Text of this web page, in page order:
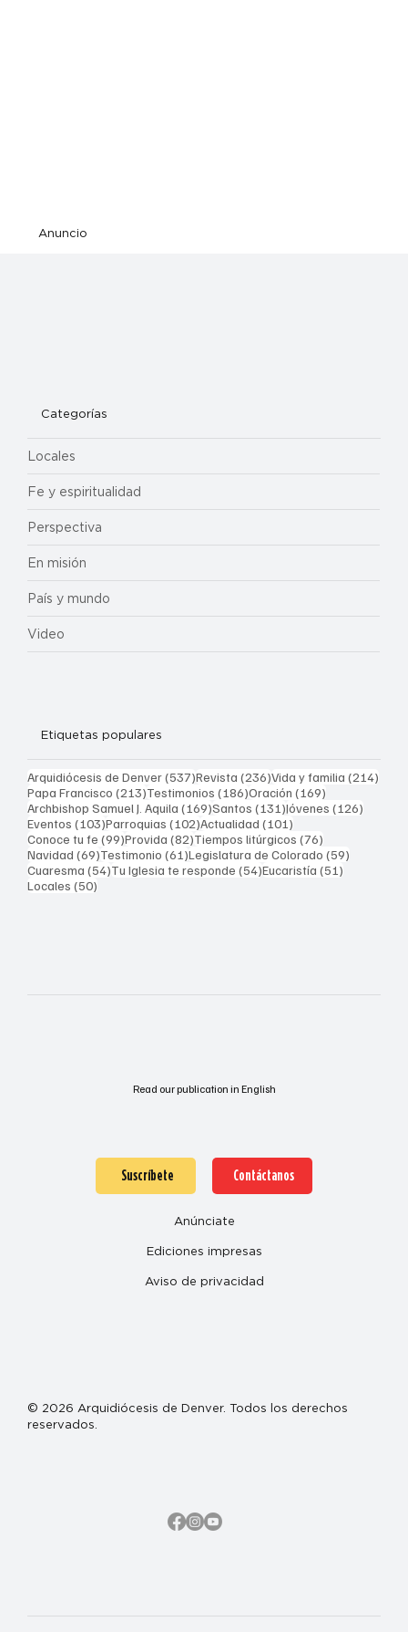
Anuncio
Categorías
Locales
Fe y espiritualidad
Perspectiva
En misión
País y mundo
Video
Etiquetas populares
Arquidiócesis de Denver(537)537 entradas
Revista (236)236 entradas
Vida y familia (214)
Papa Francisco (213)213 entradas
Testimonios (186)186 entradas
Oración (169)
Archbishop Samuel J. Aquila (169)169 entradas
Santos (131)131 entradas
Jóvenes (126)
Eventos (103)103 entradas
Parroquias (102)102 entradas
Actualidad (101)
Conoce tu fe (99)99 entradas
Provida (82)82 entradas
Tiempos litúrgicos (76)
Navidad (69)69 entradas
Testimonio (61)61 entradas
Legislatura de Colorado (59)
Cuaresma (54)54 entradas
Tu Iglesia te responde (54)54 entradas
Eucaristía (51)
Locales (50)
Read our publication in English
Suscríbete Contáctanos
Anúnciate
Ediciones impresas
Aviso de privacidad
© 2026 Arquidiócesis de Denver. Todos los derechos
reservados.